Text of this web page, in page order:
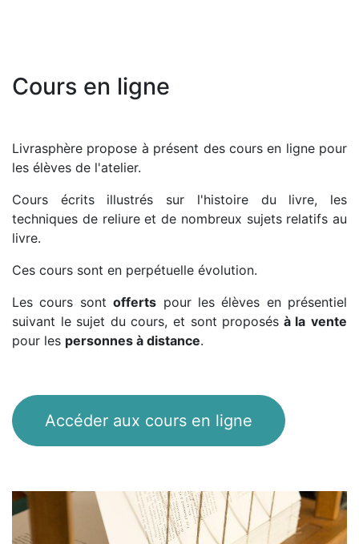
Cours en ligne
Livrasphère propose à présent des cours en ligne pour
les élèves de l'atelier.
Cours écrits illustrés sur l'histoire du livre, les
techniques de reliure et de nombreux sujets relatifs au
livre.
Ces cours sont en perpétuelle évolution.
Les cours sontofferts pour les élèves en présentiel
suivant le sujet du cours, et sont proposés à la vente
pour les personnes à distance.
Accéder aux cours en ligne